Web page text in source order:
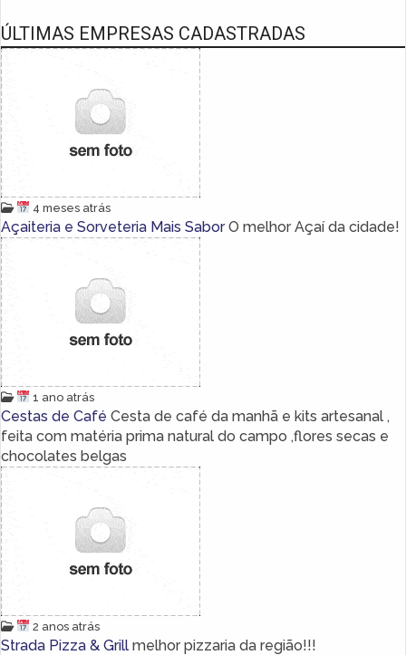
ÚLTIMAS EMPRESAS CADASTRADAS
4 meses atrás
Açaiteria e Sorveteria Mais SaborO melhor Açaí da cidade!
1 ano atrás
Cestas de Café Cesta de café da manhã e kits artesanal ,
feita com matéria prima natural do campo ,flores secas e
chocolates belgas
2 anos atrás
Strada Pizza & Grill melhor pizzaria da região!!!